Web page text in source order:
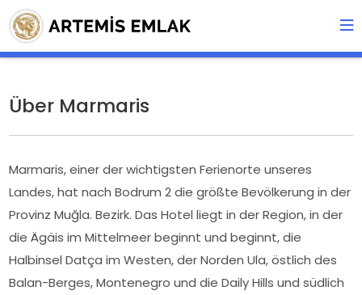
Über Marmaris
Marmaris, einer der wichtigsten Ferienorte unseres
Landes, hat nach Bodrum 2 die größte Bevölkerung in der
Provinz Muğla. Bezirk. Das Hotel liegt in der Region, in der
die Ägäis im Mittelmeer beginnt und beginnt, die
Halbinsel Datça im Westen, der Norden Ula, östlich des
Balan-Berges, Montenegro und die Daily Hills und südlich